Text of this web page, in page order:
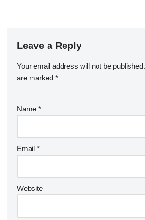
Leave a Reply
Your email address will not be published.
are marked *
Name *
Email *
Website